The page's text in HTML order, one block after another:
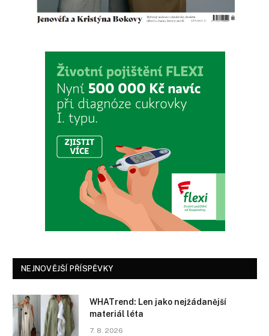
NEJNOVĚJŠÍ PŘÍSPĚVKY
WHATrend: Len jako nejžádanější
materiál léta
7. 8. 2026